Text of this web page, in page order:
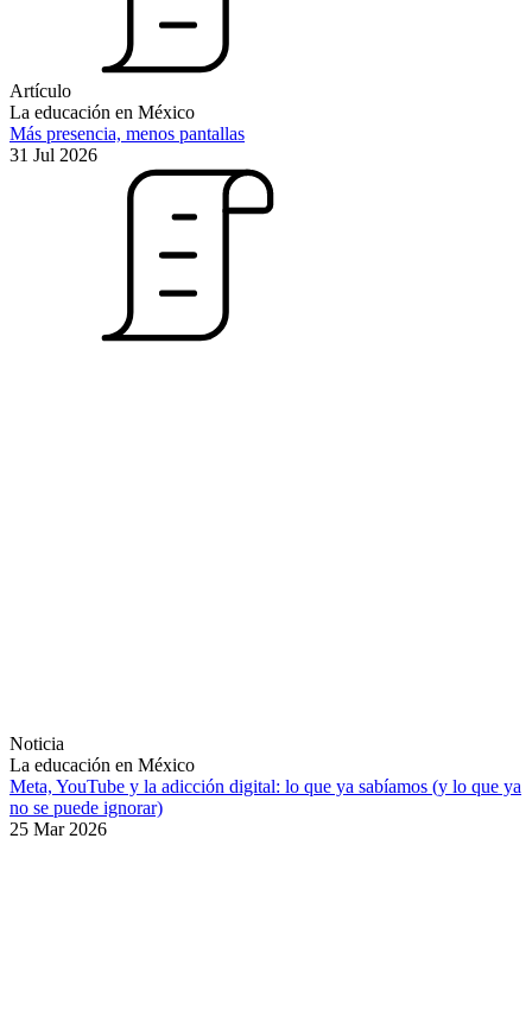
Artículo
La educación en México
Más presencia, menos pantallas
31 Jul 2026
Noticia
La educación en México
Meta, YouTube y la adicción digital: lo que ya sabíamos (y lo que ya
no se puede ignorar)
25 Mar 2026